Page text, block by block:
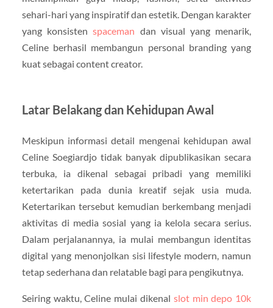
sehari-hari yang inspiratif dan estetik. Dengan karakter
yang konsistenspaceman dan visual yang menarik,
Celine berhasil membangun personal branding yang
kuat sebagai content creator.
Latar Belakang dan Kehidupan Awal
Meskipun informasi detail mengenai kehidupan awal
Celine Soegiardjo tidak banyak dipublikasikan secara
terbuka, ia dikenal sebagai pribadi yang memiliki
ketertarikan pada dunia kreatif sejak usia muda.
Ketertarikan tersebut kemudian berkembang menjadi
aktivitas di media sosial yang ia kelola secara serius.
Dalam perjalanannya, ia mulai membangun identitas
digital yang menonjolkan sisi lifestyle modern, namun
tetap sederhana dan relatable bagi para pengikutnya.
Seiring waktu, Celine mulai dikenal slot min depo 10k